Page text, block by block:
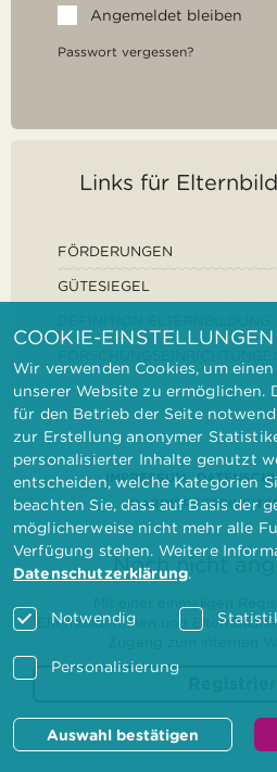
Angemeldet bleiben
Passwort vergessen?
Links für
FÖRDERUNGEN
GÜTESIEGEL
IMPRESSUM
Noch nicht
Elternbilderinnen und
COOKIE-EINSTELLUNGEN
Wir verwenden Cookies, um
unserer Website zu ermöglichen.
für den Betrieb der Seite
zur Erstellung anonymer
personalisierter Inhalte genutzt
entscheiden, welche Kategorien
beachten Sie, dass auf Basis der
möglicherweise nicht mehr alle
Verfügung stehen. Weitere
Datenschutzerklärung.
Notwendig
Personalisierung
Auswahl bestätigen